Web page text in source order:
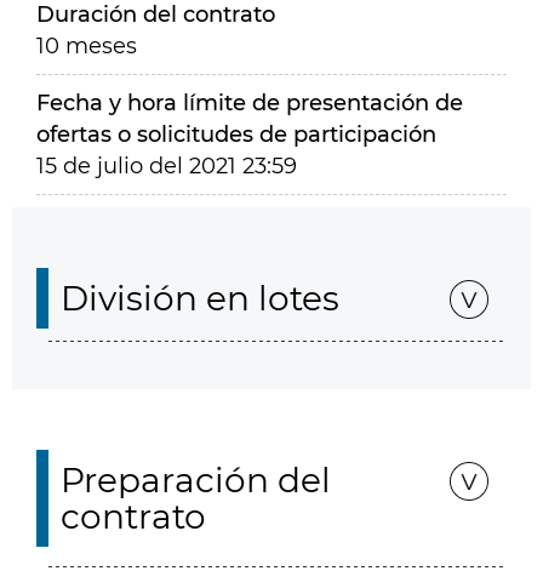
Duración del contrato
10 meses
Fecha y hora límite de presentación de
ofertas o solicitudes de participación
15 de julio del 2021 23:59
División en lotes
Preparación del
contrato